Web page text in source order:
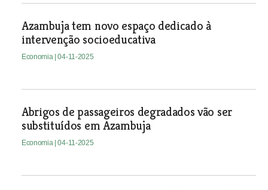
Azambuja tem novo espaço dedicado à
intervenção socioeducativa
Economia | 04-11-2025
Abrigos de passageiros degradados vão ser
substituídos em Azambuja
Economia | 04-11-2025